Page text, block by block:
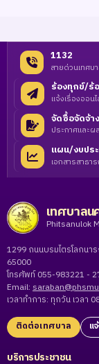
1132
สายด่วนเทศบ
ร้องทุกข์/ร้
แจ้งเรื่องออน
จัดซื้อจัดจ้าง
ประกาศและ
แผน/งบปร
เอกสารสาธา
เทศบาล
Phitsanulok
1299 ถนนบรมไตรโลกนา
65000
โทรศัพท์ 055-983221 -
Email:
เวลาทำการ: ทุกวัน เวลา
ติดต่อเทศบาล แ
บริการประชาชน